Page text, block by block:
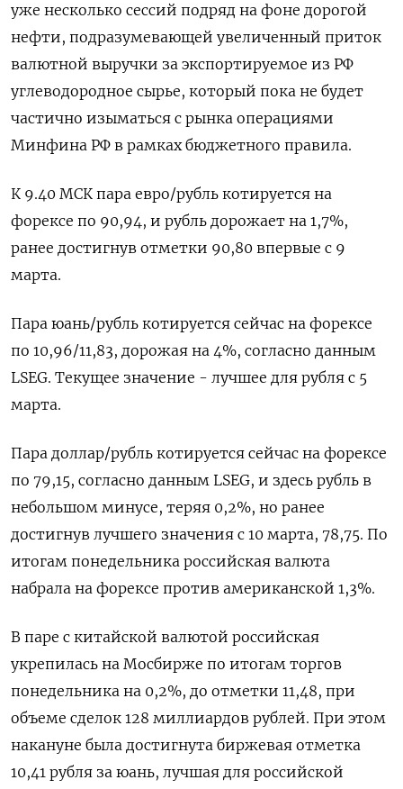
уже несколько ‌сессий подряд на фоне дорогой
нефти, подразумевающей увеличенный приток
валютной выручки за экспортируемое из РФ
углеводородное сырье, который пока не будет
частично изыматься с рынка операциями
Минфина РФ в рамках бюджетного правила.
К 9.40 МСК пара евро/рубль котируется на
форексе по 90,94, ​и рубль дорожает на 1,7%,
ранее ​достигнув отметки 90,80 впервые с 9
марта.
Пара ​юань/рубль котируется ⁠сейчас на форексе
по 10,96/11,83, дорожая на 4%, согласно данным
LSEG. Текущее значение - лучшее для ‌рубля с 5
марта.
Пара доллар/рубль котируется сейчас ‌на форексе
по 79,15, согласно данным LSEG, и здесь рубль в
небольшом минусе, теряя 0,2%, но ранее
достигнув лучшего значения с ​10 марта, 78,75. По
итогам понедельника российская валюта
набрала на форексе против американской 1,3%.
В паре с китайской ‌валютой российская
укрепилась на Мосбирже по итогам торгов
понедельника на 0,2%, до отметки 11,48, при
объеме сделок 128 ​миллиардов рублей. При этом
накануне была достигнута биржевая отметка
10,41 рубля за юань, лучшая для российской